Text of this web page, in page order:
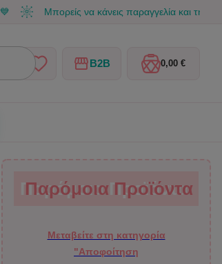
Μπορείς να κάνεις παραγγελία και τηλεφωνικά
B2B 0,00 €
Παρόμοια Προϊόντα
Παρόμοια Προϊόντα
Μεταβείτε στη κατηγορία
"Αποφοίτηση